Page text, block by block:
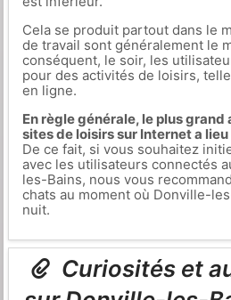
Cela se produit partout dans le
de travail sont généralement le
conséquent, le soir, les
pour des activités de loisirs,
en ligne.
En règle générale, le plus
sites de loisirs sur Internet a
De ce fait, si vous souhaitez
avec les utilisateurs connectés
les-Bains, nous vous
chats au moment où Donville-
nuit.
Curiosités et